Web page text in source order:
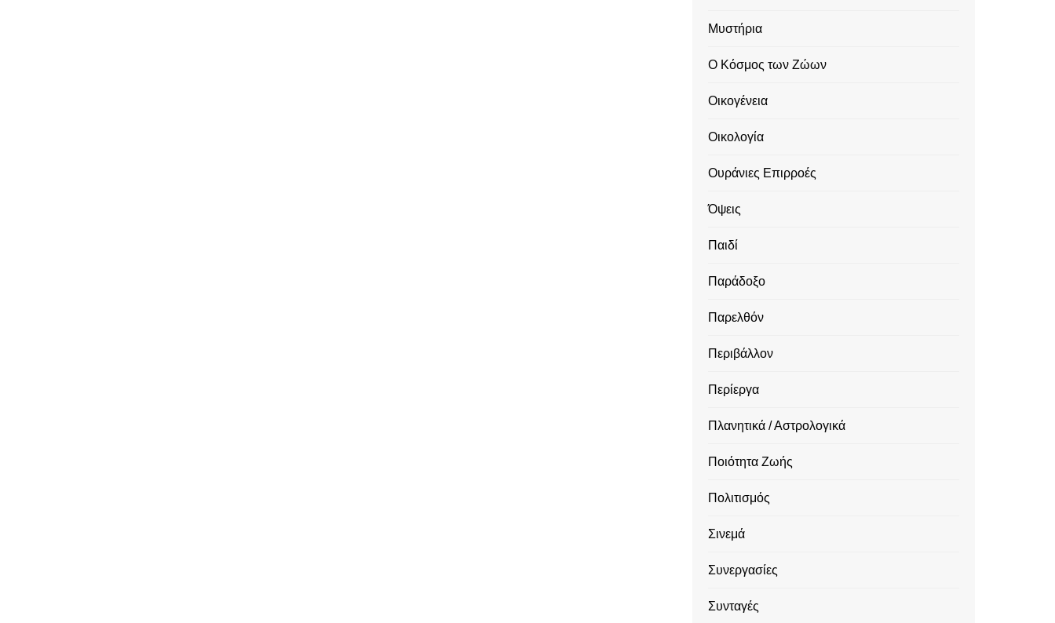
Μυστήρια
Ο Κόσμος των Ζώων
Οικογένεια
Οικολογία
Ουράνιες Επιρροές
Όψεις
Παιδί
Παράδοξο
Παρελθόν
Περιβάλλον
Περίεργα
Πλανητικά / Αστρολογικά
Ποιότητα Ζωής
Πολιτισμός
Σινεμά
Συνεργασίες
Συνταγές